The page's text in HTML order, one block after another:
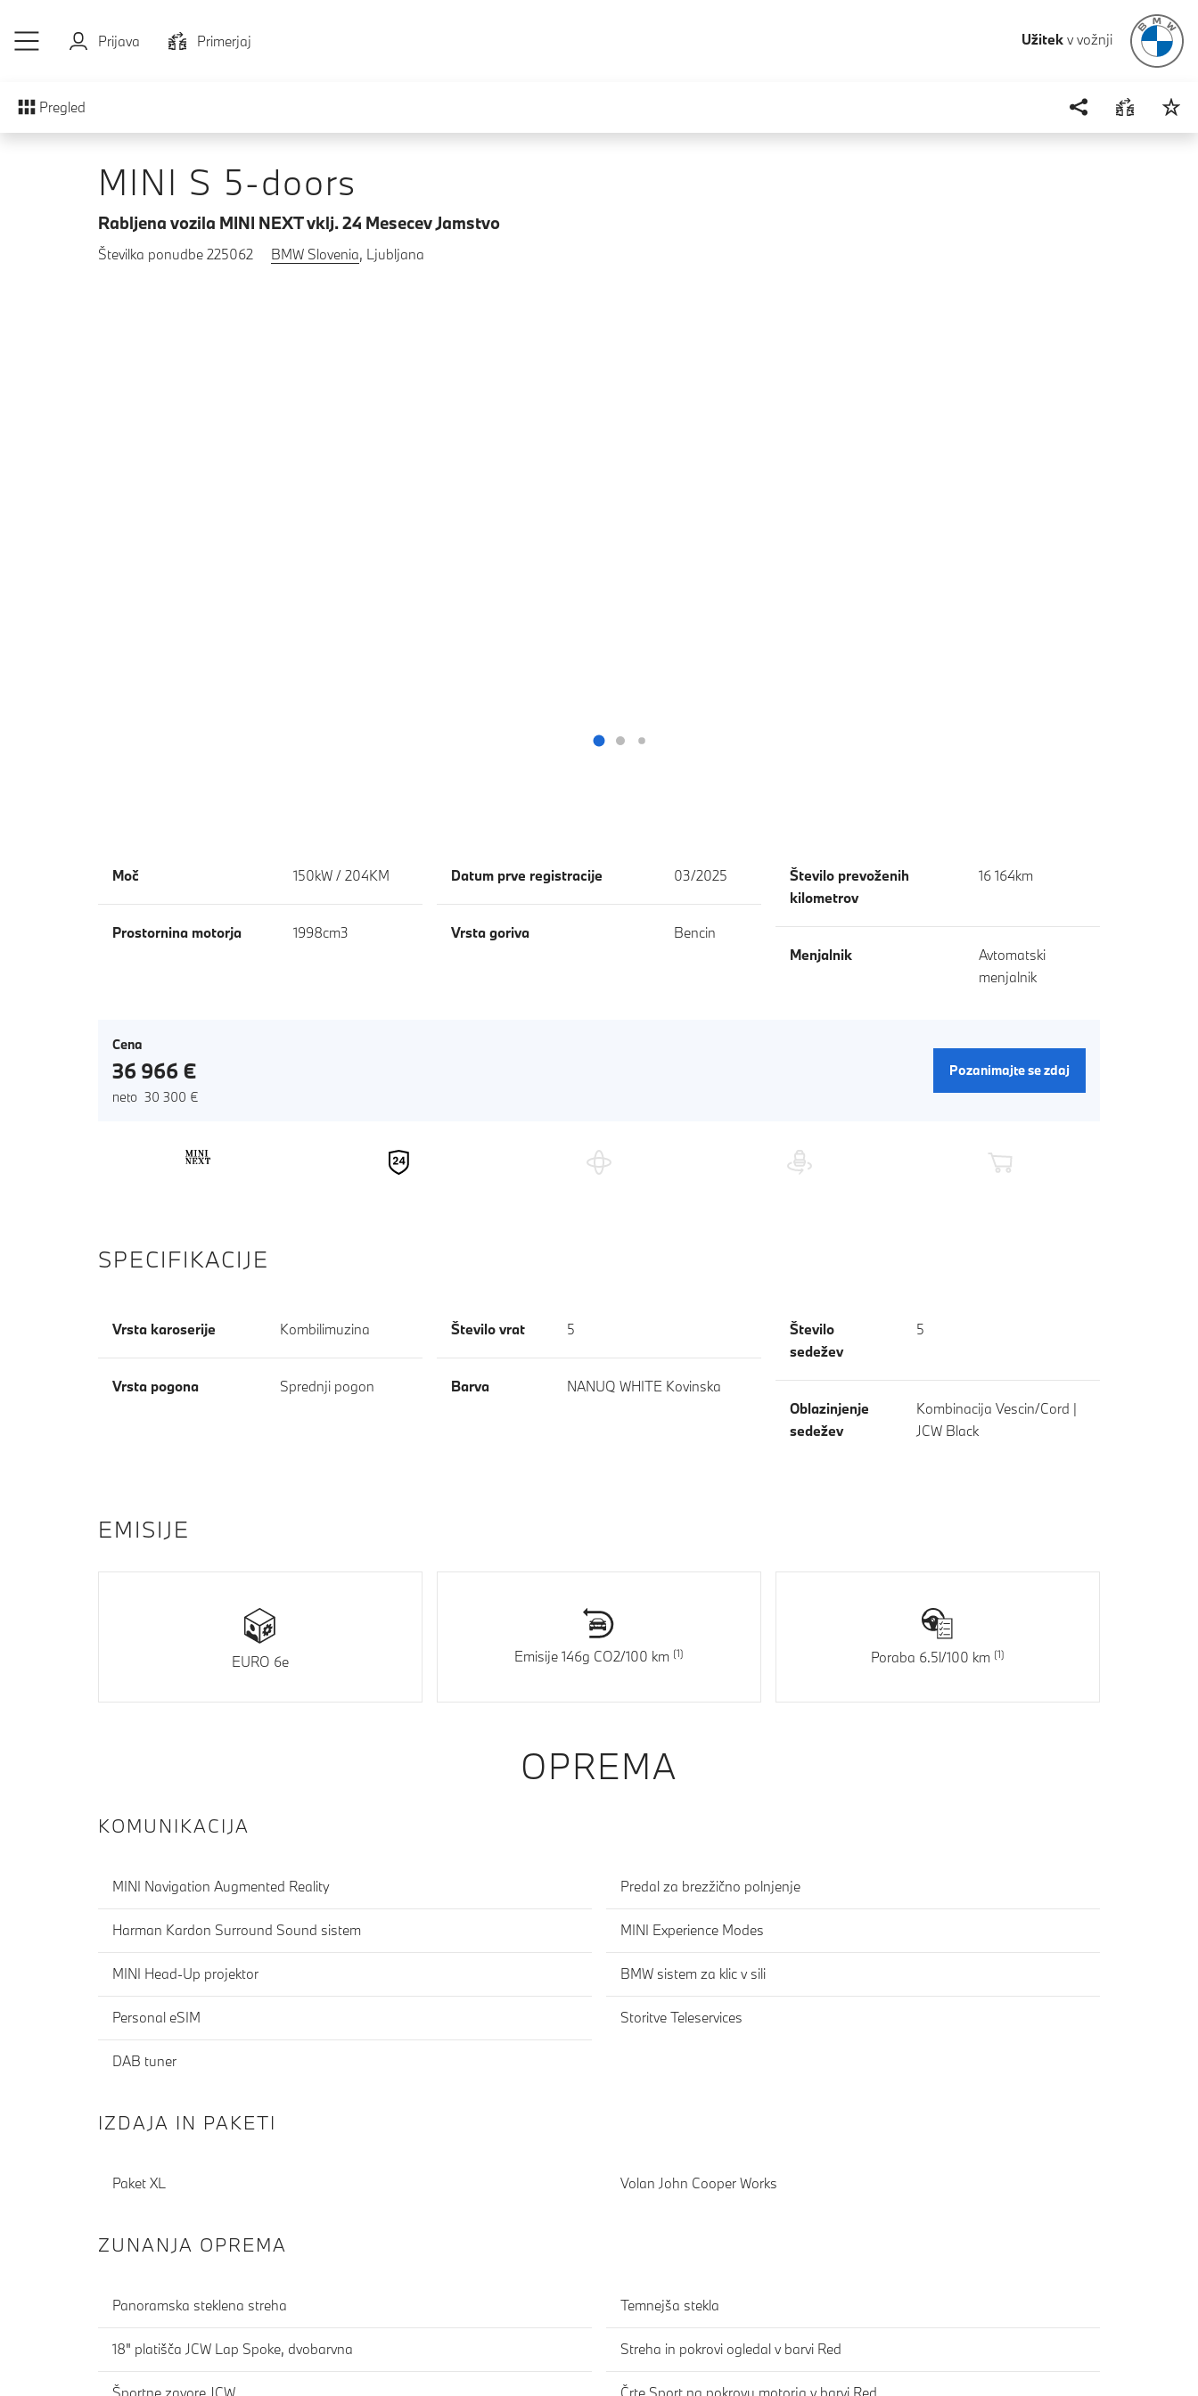
Prijava
Primerjaj Užitek v vožnji
Pregled
MINI S 5-doors
Rabljena vozila MINI NEXT vklj. 24 Mesecev Jamstvo
Številka ponudbe 225062 BMW Slovenia, Ljubljana
Moč 150kW / 204KM
Prostornina motorja 1998cm3
Datum prve registracije 03/2025
Vrsta goriva Bencin
Število prevoženih
kilometrov
16 164km
Menjalnik
Avtomatski
menjalnik
Cena
36 966 €
neto 30 300 €
Pozanimajte se zdaj
SPECIFIKACIJE
Vrsta karoserije Kombilimuzina
Vrsta pogona Sprednji pogon
Število vrat 5
Barva NANUQ WHITE Kovinska
Število
sedežev
5
Oblazinjenje
sedežev
Kombinacija Vescin/Cord |
JCW Black
EMISIJE
EURO 6e Emisije 146g CO2/100 km Poraba 6.5l/100 km
OPREMA
KOMUNIKACIJA
MINI Navigation Augmented Reality
Harman Kardon Surround Sound sistem
MINI Head-Up projektor
Personal eSIM
DAB tuner
Predal za brezžično polnjenje
MINI Experience Modes
BMW sistem za klic v sili
Storitve Teleservices
IZDAJA IN PAKETI
Paket XL Volan John Cooper Works
ZUNANJA OPREMA
Panoramska steklena streha
18" platišča JCW Lap Spoke, dvobarvna
Temnejša stekla
Streha in pokrovi ogledal v barvi Red